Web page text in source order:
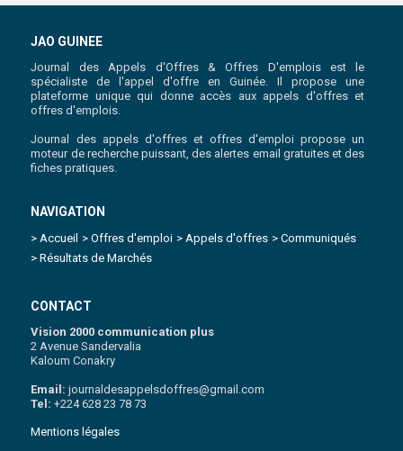
JAO GUINEE
Journal des Appels d'Offres & Offres D'emplois est le
spécialiste de l'appel d'offre en Guinée. Il propose une
plateforme unique qui donne accès aux appels d'offres et
offres d'emplois.
Journal des appels d'offres et offres d'emploi propose un
moteur de recherche puissant, des alertes email gratuites et des
fiches pratiques.
NAVIGATION
> Accueil > Offres d'emploi > Appels d'offres > Communiqués
> Résultats de Marchés
CONTACT
Vision 2000 communication plus
2 Avenue Sandervalia
Kaloum Conakry
Email:journaldesappelsdoffres@gmail.com
Tel:+224 628 23 78 73
Mentions légales